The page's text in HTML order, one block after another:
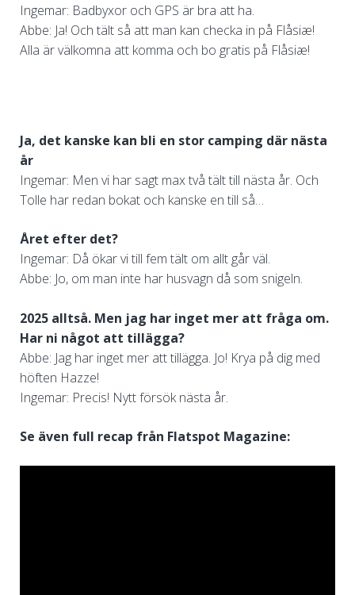
Ingemar: Badbyxor och GPS är bra att ha.
Abbe: Ja! Och tält så att man kan checka in på Flåsiæ!
Alla är välkomna att komma och bo gratis på Flåsiæ!
Ja, det kanske kan bli en stor camping där nästa
år
Ingemar: Men vi har sagt max två tält till nästa år. Och
Tolle har redan bokat och kanske en till så…
Året efter det?
Ingemar: Då ökar vi till fem tält om allt går väl.
Abbe: Jo, om man inte har husvagn då som snigeln.
2025 alltså. Men jag har inget mer att fråga om.
Har ni något att tillägga?
Abbe: Jag har inget mer att tillägga. Jo! Krya på dig med
höften Hazze!
Ingemar: Precis! Nytt försök nästa år.
Se även full recap från Flatspot Magazine: